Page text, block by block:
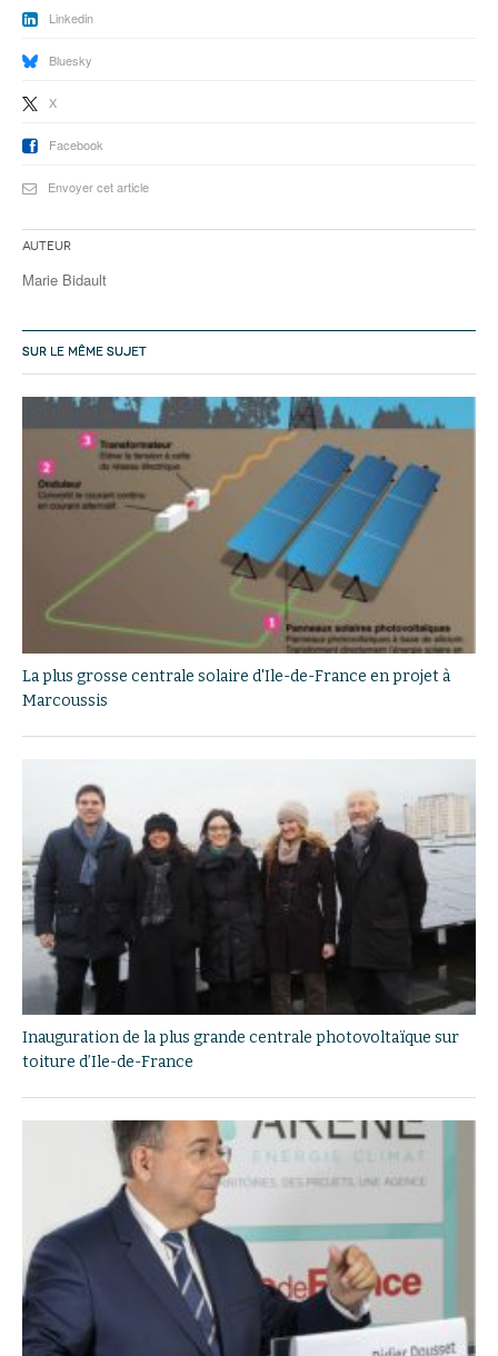
Linkedin
Bluesky
X
Facebook
Envoyer cet article
Auteur
Marie Bidault
SUR LE MÊME SUJET
La plus grosse centrale solaire d'Ile-de-France en projet à
Marcoussis
Inauguration de la plus grande centrale photovoltaïque sur
toiture d’Ile-de-France